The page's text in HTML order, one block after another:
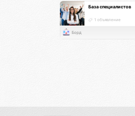
База специалистов
1 объявление
Борд